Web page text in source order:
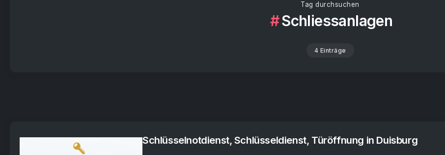
Tag durchsuchen
Schliessanlagen
4 Einträge
Schlüsselnotdienst, Schlüsseldienst, Türöffnung in Duisburg